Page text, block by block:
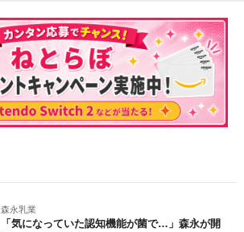
森永乳業
「気になっていた認知機能が菌で…」森永が開